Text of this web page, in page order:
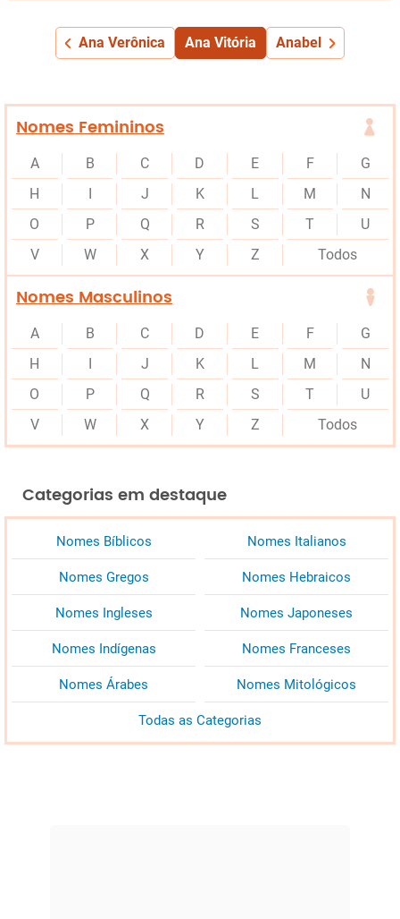
Ana Verônica Ana Vitória Anabel
Nomes Femininos
A B C D E F
G
H
J K L M
N
O
P Q R S T
U
V
W X Y Z Todos
Nomes Masculinos
A B C D E F
G
H
J K L M
N
O
P Q R S T
U
V
W X Y Z Todos
Categorias em destaque
Nomes Bíblicos Nomes Italianos
Nomes Gregos Nomes Hebraicos
Nomes Ingleses Nomes Japoneses
Nomes Indígenas Nomes Franceses
Nomes Árabes Nomes Mitológicos
Todas as Categorias